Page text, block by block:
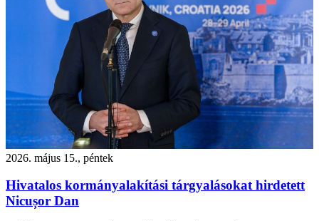
2026. május 15., péntek
Hivatalos kormányalakítási tárgyalásokat hirdetett
Nicușor Dan